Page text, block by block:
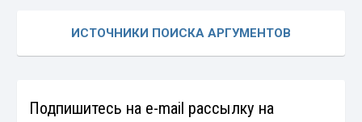
ИСТОЧНИКИ ПОИСКА АРГУМЕНТОВ
Подпишитесь на e-mail рассылку на